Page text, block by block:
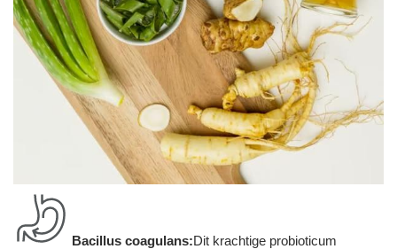
Bacillus coagulans:Dit krachtige probioticum